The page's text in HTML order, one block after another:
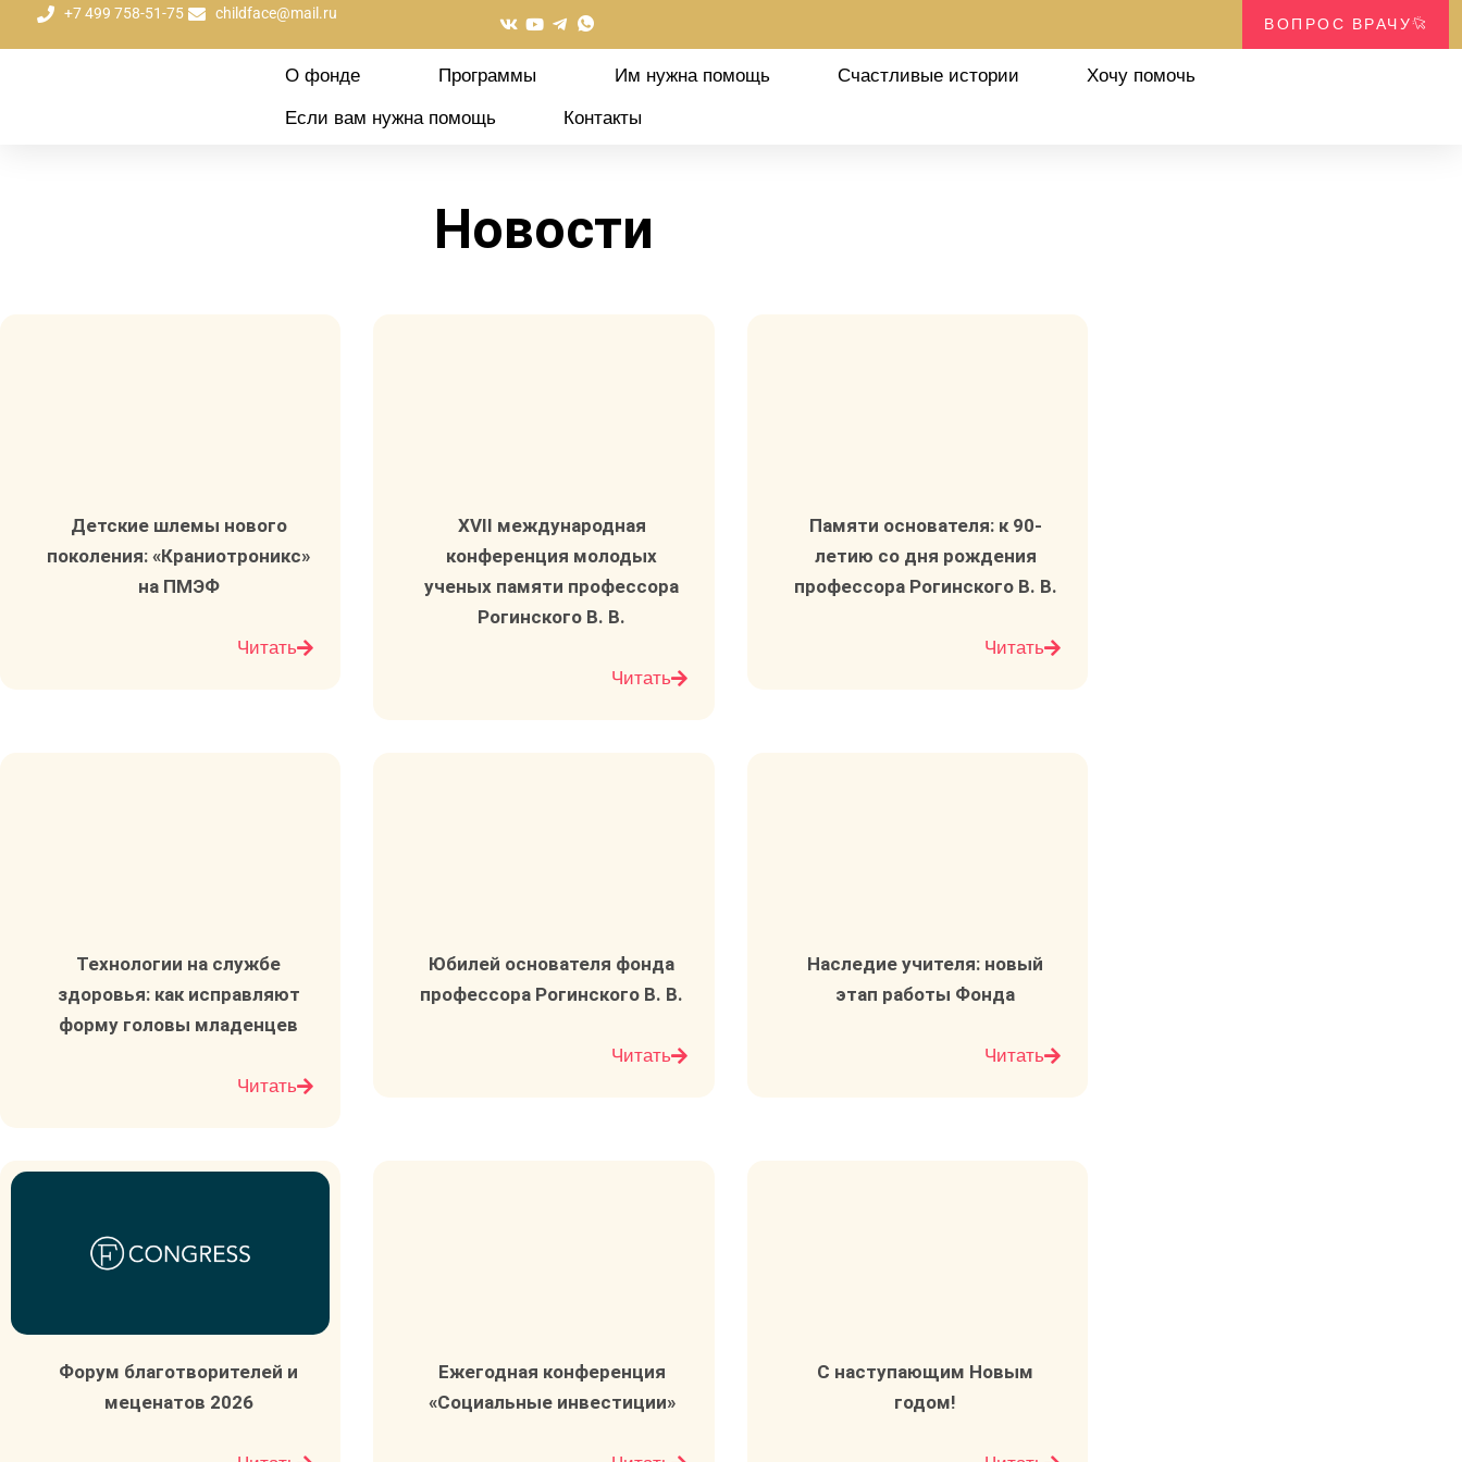
+7 499 758-51-75 childface@mail.ru
ВОПРОС ВРАЧУ
Задайте вопрос врачу
Соглашаюсь на обработку моих персональных данных
О фонде Программы Им нужна помощь Счастливые истории Хочу помочь
Если вам нужна помощь Контакты
Новости
Детские шлемы нового
поколения: «Краниотроникс»
на ПМЭФ​
Читать
XVII международная
конференция молодых
ученых памяти профессора
Рогинского​ В. В.
Читать
Памяти основателя: к 90-
летию со дня рождения
профессора Рогинского В. В.​
Читать
Технологии на службе
здоровья: как исправляют
форму головы младенцев
Читать
Юбилей основателя фонда
профессора Рогинского В. В.
Читать
Наследие учителя: новый
этап работы Фонда
Читать
Форум благотворителей и
меценатов 2026
Ежегодная конференция
«Социальные инвестиции»
C наступающим Новым
годом!​